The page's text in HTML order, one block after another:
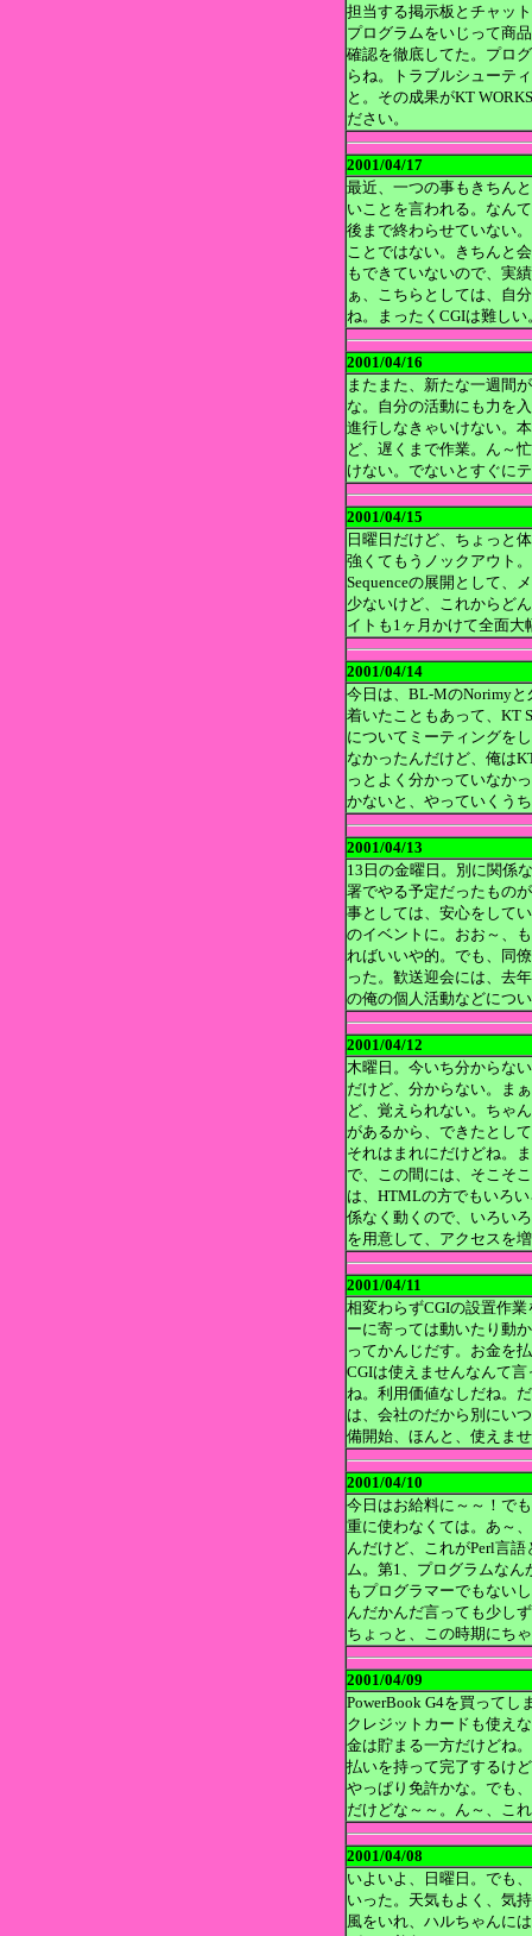
担当する掲示板とチャッ
プログラムをいじって商
確認を徹底してた。プロ
らね。トラブルシューテ
と。その成果がKT
ださい。
2001/04/17
最近、一つの事もきちん
いことを言われる。なん
後まで終わらせていない
ことではない。きちんと
もできていないので、実
ぁ、こちらとしては、自
ね。まったくCGIは難しい
2001/04/16
またまた、新たな一週間
な。自分の活動にも力を
進行しなきゃいけない。
ど、遅くまで作業。ん～
けない。でないとすぐに
2001/04/15
日曜日だけど、ちょっと
強くてもうノックアウト
Sequenceの展開として、
少ないけど、これからど
イトも1ヶ月かけて全面
2001/04/14
今日は、BL-MのNorimy
着いたこともあって、KT
についてミーティングを
なかったんだけど、俺は
っとよく分かっていなか
かないと、やっていくう
2001/04/13
13日の金曜日。別に関係
署でやる予定だったもの
事としては、安心をして
のイベントに。おお～、
ればいいや的。でも、同
った。歓送迎会には、去
の俺の個人活動などにつ
2001/04/12
木曜日。今いち分からな
だけど、分からない。ま
ど、覚えられない。ちゃ
があるから、できたとし
それはまれにだけどね。
で、この間には、そこそ
は、HTMLの方でもいろ
係なく動くので、いろい
を用意して、アクセスを
2001/04/11
相変わらずCGIの設置作
ーに寄っては動いたり動
ってかんじだす。お金を
CGIは使えませんなんて
ね。利用価値なしだね。
は、会社のだから別にい
備開始、ほんと、使えま
2001/04/10
今日はお給料に～～！で
重に使わなくては。あ～
んだけど、これがPerl言
ム。第1、プログラムなん
もプログラマーでもない
んだかんだ言っても少し
ちょっと、この時期にち
2001/04/09
PowerBook G4を買って
クレジットカードも使え
金は貯まる一方だけどね
払いを持って完了するけ
やっぱり免許かな。でも
だけどな～～。ん～、こ
2001/04/08
いよいよ、日曜日。でも
いった。天気もよく、気
風をいれ、ハルちゃんに